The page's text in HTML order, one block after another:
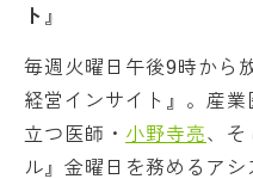
ト 』
毎週火曜日午後9時から
経営インサイト』。産
立つ医師・ 小野寺亮、そ
ル』金曜日を務めるアシ